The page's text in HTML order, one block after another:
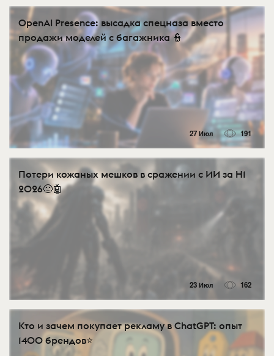
OpenAI Presence: высадка спецназа вместо
продажи моделей с багажника 👮
27 Июл 191
Потери кожаных мешков в сражении с ИИ за H1
2026🙂🤖
23 Июл 162
Кто и зачем покупает рекламу в ChatGPT: опыт
1400 брендов⭐️